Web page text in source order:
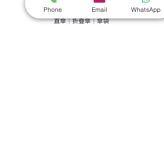
直傘｜折疊傘｜傘袋
Phone Email WhatsApp